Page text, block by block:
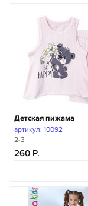
Детская пижама
артикул: 10092
2-3
260